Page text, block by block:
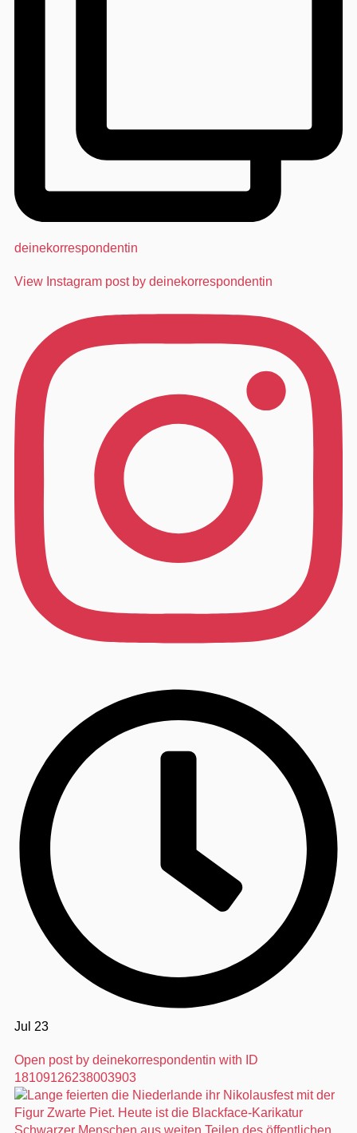
deinekorrespondentin
View Instagram post by deinekorrespondentin
Jul 23
Open post by deinekorrespondentin with ID
18109126238003903